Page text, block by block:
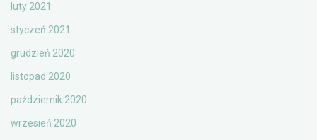
luty 2021
styczeń 2021
grudzień 2020
listopad 2020
październik 2020
wrzesień 2020